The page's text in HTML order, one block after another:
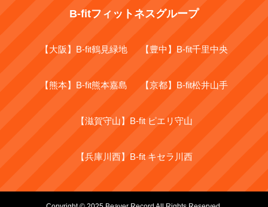
B-fitフィットネスグループ
【大阪】B-fit鶴見緑地 【豊中】B-fit千里中央
【熊本】B-fit熊本嘉島 【京都】B-fit松井山手
【滋賀守山】B-fit ピエリ守山
【兵庫川西】B-fit キセラ川西